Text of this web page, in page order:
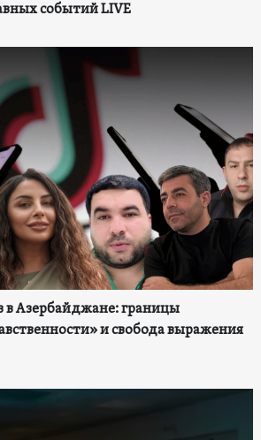
событий LIVE
в Азербайджане: границы
и свобода выражения